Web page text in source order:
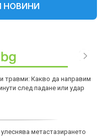
НОВИНИ
травми: Какво да направим
след падане или удар
метастазирането